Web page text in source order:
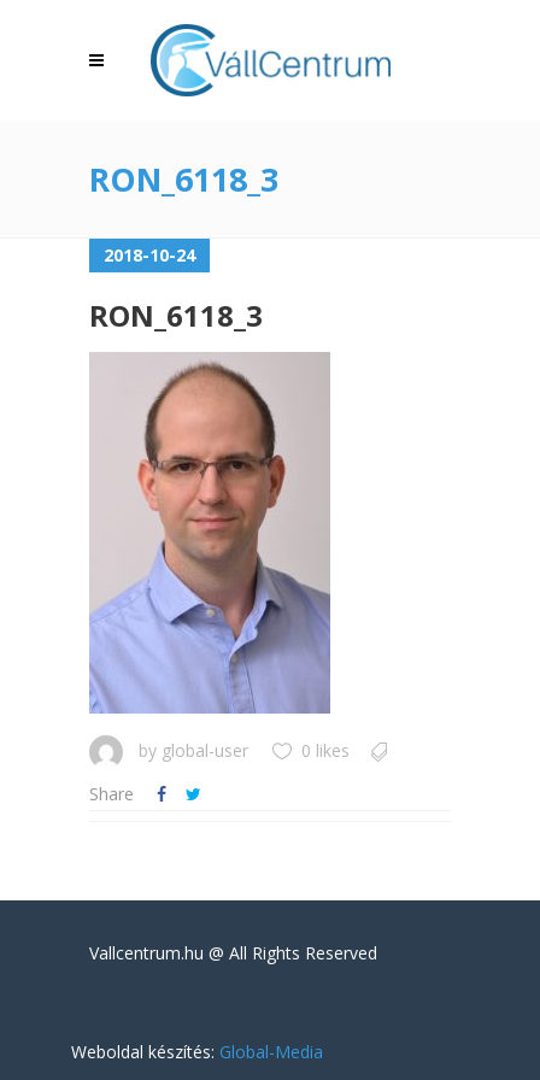
RON_6118_3
2018-10-24
RON_6118_3
by global-user
0 likes
Share
Vallcentrum.hu @ All Rights Reserved
Weboldal készítés: Global-Media